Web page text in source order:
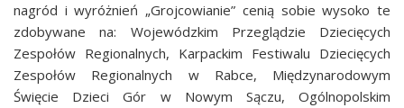
nagród i wyróżnień „Grojcowianie” cenią sobie wysoko te
zdobywane na: Wojewódzkim Przeglądzie Dziecięcych
Zespołów Regionalnych, Karpackim Festiwalu Dziecięcych
Zespołów Regionalnych w Rabce, Międzynarodowym
Święcie Dzieci Gór w Nowym Sączu, Ogólnopolskim